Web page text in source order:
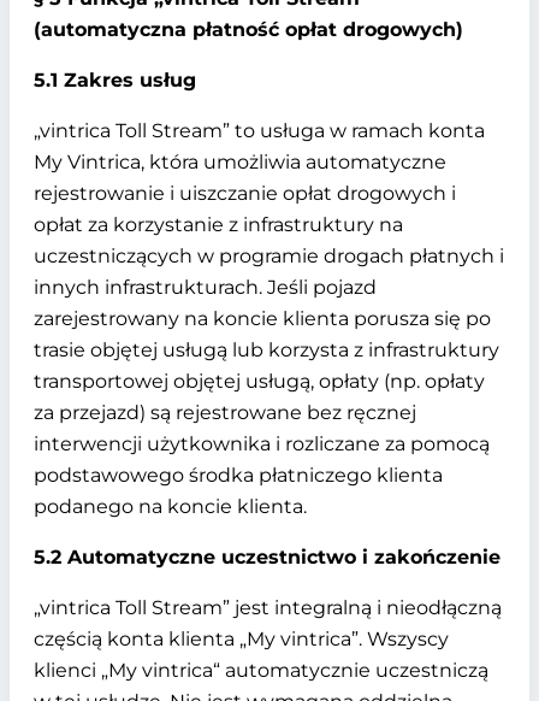
(automatyczna płatność opłat drogowych)
5.1 Zakres usług
„vintrica Toll Stream” to usługa w ramach konta
My Vintrica, która umożliwia automatyczne
rejestrowanie i uiszczanie opłat drogowych i
opłat za korzystanie z infrastruktury na
uczestniczących w programie drogach płatnych i
innych infrastrukturach. Jeśli pojazd
zarejestrowany na koncie klienta porusza się po
trasie objętej usługą lub korzysta z infrastruktury
transportowej objętej usługą, opłaty (np. opłaty
za przejazd) są rejestrowane bez ręcznej
interwencji użytkownika i rozliczane za pomocą
podstawowego środka płatniczego klienta
podanego na koncie klienta.
5.2 Automatyczne uczestnictwo i zakończenie
„vintrica Toll Stream” jest integralną i nieodłączną
częścią konta klienta „My vintrica”. Wszyscy
klienci „My vintrica“ automatycznie uczestniczą